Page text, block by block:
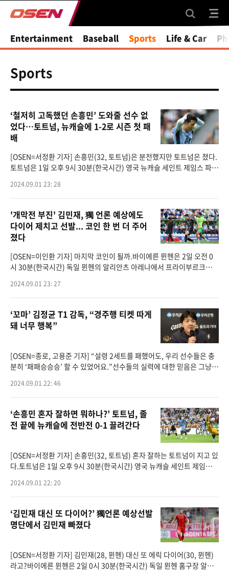
Entertainment Baseball Sports Life & Car
Sports
‘철저히 고독했던 손흥민’ 도와줄 선수 없
었다…토트넘, 뉴캐슬에 1-2로 시즌 첫 패
배
[OSEN=서정환 기자] 손흥민(32, 토트넘)은 분전했지만 토트넘은 졌다.
토트넘은 1일 오후 9시 30분(한국시간) 영국 뉴캐슬 세인트 제임스 파크
1-2로 졌다.
2024.09.01 23: 28
'개막전 부진' 김민재, 獨 언론 예상에도
다이어 제치고 선발... 코인 한 번 더 주어
졌다
[OSEN=이인환 기자] 마지막 코인이 될까.바이에른 뮌헨은 2일 오전 0
시 30분(한국시간) 독일 뮌헨의 알리안츠 아레나에서 프라이부르크를
뮌헨은 다시 주전 멤버
2024.09.01 23: 27
‘꼬마’ 김정균 T1 감독, “경주행 티켓 따게
돼 너무 행복”
[OSEN=종로, 고용준 기자] “설령 2세트를 패했어도, 우리 선수들은 충
분히 ‘패패승승승’ 할 수 있었어요.”선수들의 실력에 대한 믿음은 그냥
2024.09.01 22: 46
‘손흥민 혼자 잘하면 뭐하나?’ 토트넘, 졸
전 끝에 뉴캐슬에 전반전 0-1 끌려간다
[OSEN=서정환 기자] 손흥민(32, 토트넘) 혼자 잘하는 토트넘이 지고 있
다.토트넘은 1일 오후 9시 30분(한국시간) 영국 뉴캐슬 세인트 제임스
지 뉴캐슬에 0-1
2024.09.01 22: 20
‘김민재 대신 또 다이어?’ 獨언론 예상선발
명단에서 김민재 빠졌다
[OSEN=서정환 기자] 김민재(28, 뮌헨) 대신 또 에릭 다이어(30, 뮌헨)
라고?바이에른 뮌헨은 2일 0시 30분(한국시간) 독일 뮌헨 홈구장 알리